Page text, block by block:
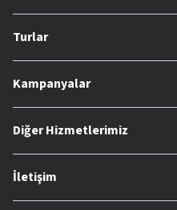
Turlar
Kampanyalar
Diğer Hizmetlerimiz
İletişim